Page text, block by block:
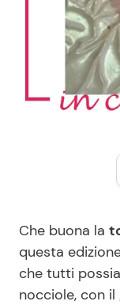
Che buona la
questa
che tutti
nocciole, con